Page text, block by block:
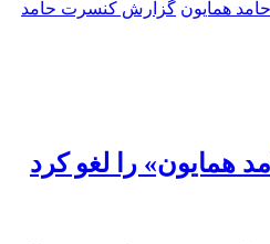
همایون گزارش کنسرت حامد
همایون» را لغو کرد